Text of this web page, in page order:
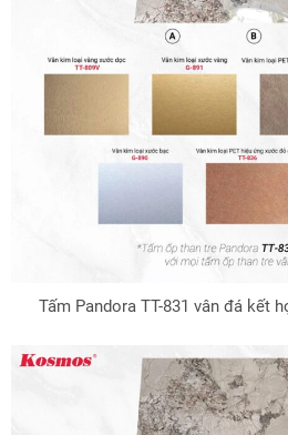
Tấm Pandora TT-831 vân đá kết